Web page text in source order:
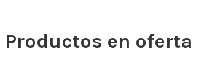
Productos en oferta